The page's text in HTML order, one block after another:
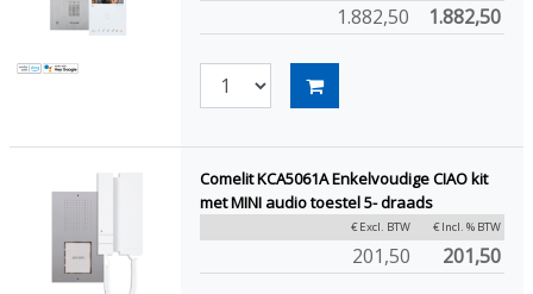
1.882,50 1.882,50
Comelit KCA5061A Enkelvoudige CIAO kit
met MINI audio toestel 5- draads
€ Excl. BTW € Incl. % BTW
201,50 201,50